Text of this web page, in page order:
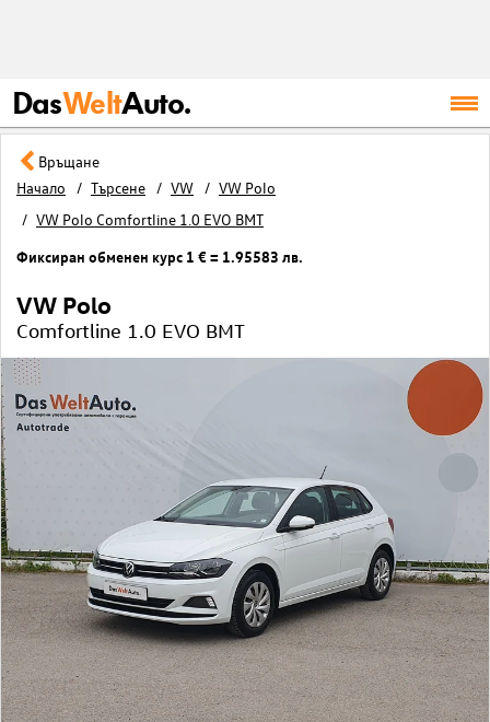
DasWeltAuto.
Връщане
Начало
Търсене VW
VW Polo
VW Polo Comfortline 1.0 EVO BMT
Фиксиран обменен курс 1 € = 1.95583 лв.
VW Polo
Comfortline 1.0 EVO BMT